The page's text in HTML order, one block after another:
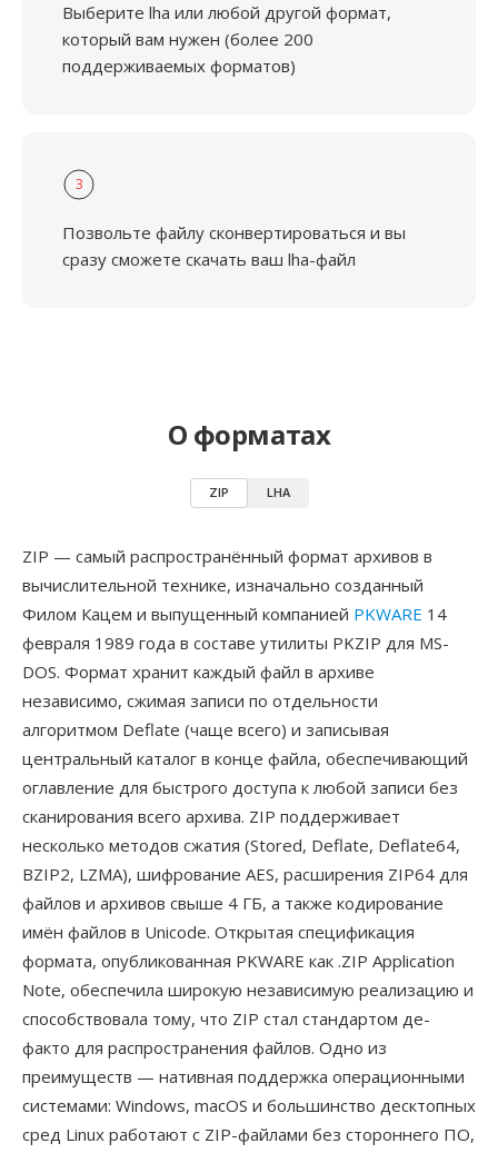
Выберите lha или любой другой формат,
который вам нужен (более 200
поддерживаемых форматов)
3
Позвольте файлу сконвертироваться и вы
сразу сможете скачать ваш lha-файл
О форматах
ZIP LHA
ZIP — самый распространённый формат архивов в
вычислительной технике, изначально созданный
Филом Кацем и выпущенный компанией PKWARE 14
февраля 1989 года в составе утилиты PKZIP для MS-
DOS. Формат хранит каждый файл в архиве
независимо, сжимая записи по отдельности
алгоритмом Deflate (чаще всего) и записывая
центральный каталог в конце файла, обеспечивающий
оглавление для быстрого доступа к любой записи без
сканирования всего архива. ZIP поддерживает
несколько методов сжатия (Stored, Deflate, Deflate64,
BZIP2, LZMA), шифрование AES, расширения ZIP64 для
файлов и архивов свыше 4 ГБ, а также кодирование
имён файлов в Unicode. Открытая спецификация
формата, опубликованная PKWARE как .ZIP Application
Note, обеспечила широкую независимую реализацию и
способствовала тому, что ZIP стал стандартом де-
факто для распространения файлов. Одно из
преимуществ — нативная поддержка операционными
системами: Windows, macOS и большинство десктопных
сред Linux работают с ZIP-файлами без стороннего ПО,